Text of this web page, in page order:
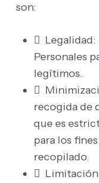
son:
 Legalidad:
Personales
legítimos.

recogida de
que es
para los
recopilado.
 Limitación